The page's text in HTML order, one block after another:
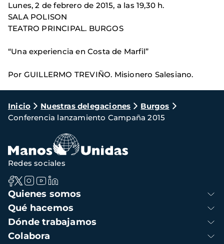
Lunes, 2 de febrero de 2015, a las 19,30 h.
SALA POLISON
TEATRO PRINCIPAL. BURGOS
“Una experiencia en Costa de Marfil”
Por GUILLERMO TREVIÑO. Misionero Salesiano.
Ruta
de
navegación
Inicio Nuestras delegaciones
Burgos
Conferencia lanzamiento Campaña 2015
Navegación
principal
Quienes somos
Qué hacemos
Dónde trabajamos
Colabora
Redes sociales